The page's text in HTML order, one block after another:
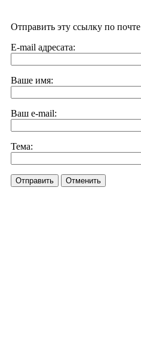
Отправить эту ссылку по почте
E-mail адресата:
Ваше имя:
Ваш e-mail:
Тема:
Отправить Отменить